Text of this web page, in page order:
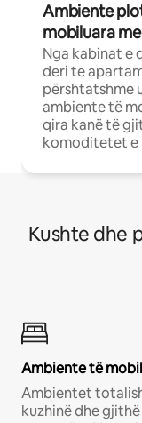
Ambiente
mobiluara
Nga kabinat e
deri te
përshtatshme
ambiente të
qira kanë të
komoditetet e
Kushte dhe
Ambiente të
Ambientet
kuzhinë dhe